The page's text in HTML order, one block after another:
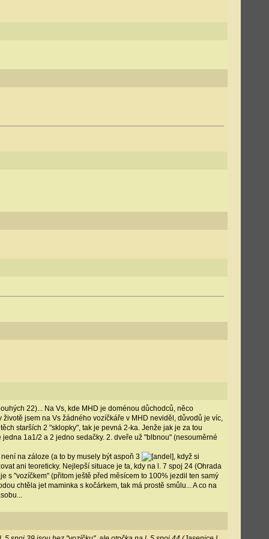
22)... Na Vs, kde MHD je doménou důchodců, něco
jsem na Vs žádného vozíčkáře v MHD neviděl, důvodů je víc,
starších 2 "sklopky", tak je pevná 2-ka. Jenže jak je za tou
1a1/2 a 2 jedno sedačky. 2. dveře už "blbnou" (nesouměrné
na záloze (a to by musely být aspoň 3
, když si
ani teoreticky. Nejlepší situace je ta, kdy na l. 7 spoj 24 (Ohrada
s "vozíčkem" (přitom ještě před měsícem to 100% jezdil ten samý
chtěla jet maminka s kočárkem, tak má prostě smůlu... A co na